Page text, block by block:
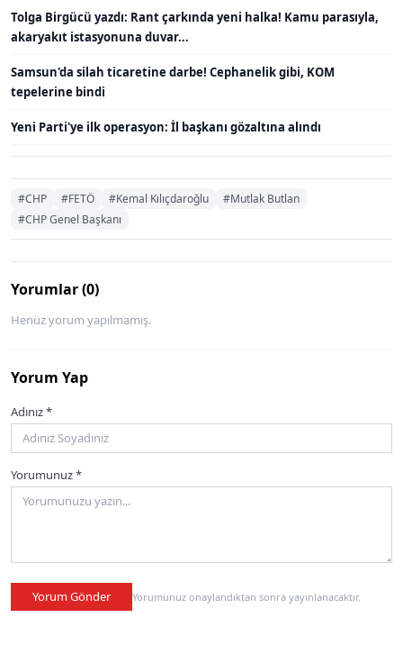
Tolga Birgücü yazdı: Rant çarkında yeni halka! Kamu parasıyla,
akaryakıt istasyonuna duvar...
Samsun'da silah ticaretine darbe! Cephanelik gibi, KOM
tepelerine bindi
Yeni Parti'ye ilk operasyon: İl başkanı gözaltına alındı
#CHP #FETÖ #Kemal Kılıçdaroğlu
#Mutlak Butlan
#CHP Genel Başkanı
Yorumlar (0)
Henüz yorum yapılmamış.
Yorum Yap
Adınız *
Yorumunuz *
Yorum Gönder Yorumunuz onaylandıktan sonra yayınlanacaktır.